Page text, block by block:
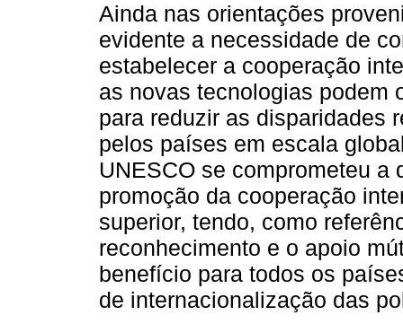
Ainda nas orientações
evidente a necessidade de
estabelecer a cooperação
as novas tecnologias podem
para reduzir as disparidades
pelos países em escala
UNESCO se comprometeu
promoção da cooperação
superior, tendo, como
reconhecimento e o apoio
benefício para todos os
de internacionalização das